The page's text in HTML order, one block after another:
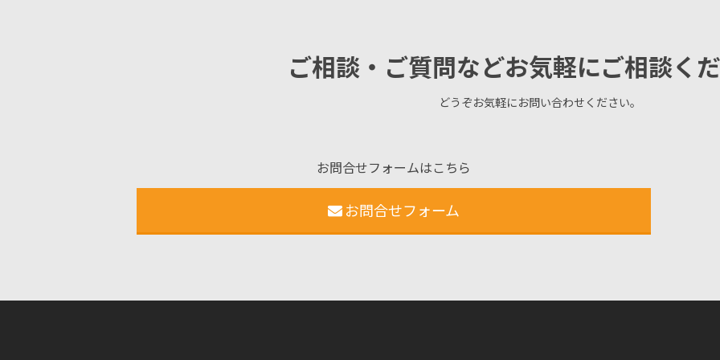
ご相談・ご質問などお気軽にご相談く
どうぞお気軽にお問い合わせください。
お問合せフォームはこちら
お問合せフォーム